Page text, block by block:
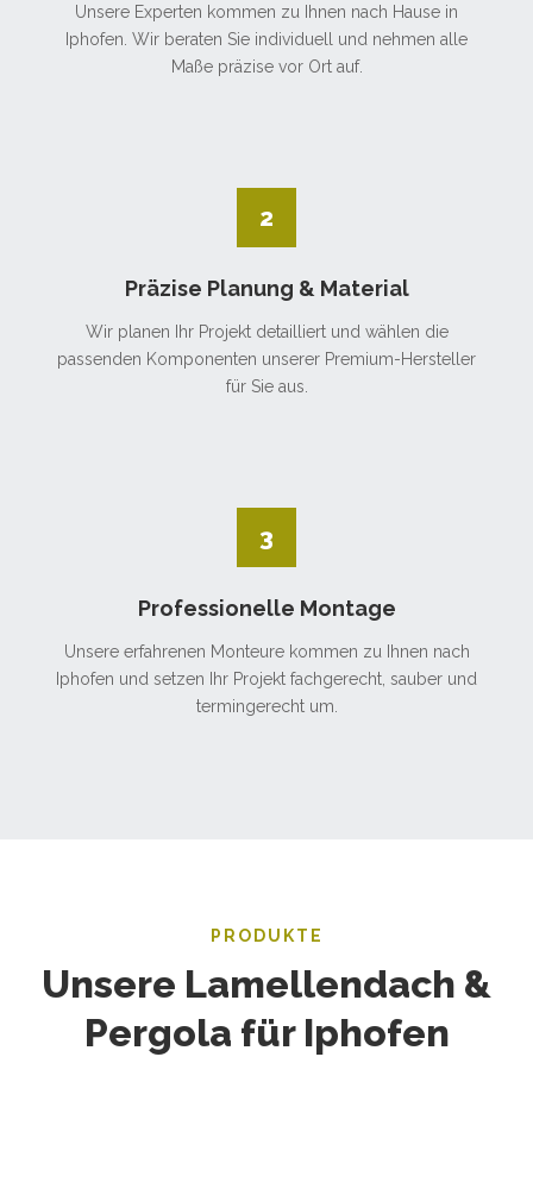
Unsere Experten kommen zu Ihnen nach Hause in
Iphofen. Wir beraten Sie individuell und nehmen alle
Maße präzise vor Ort auf.
2
Präzise Planung & Material
Wir planen Ihr Projekt detailliert und wählen die
passenden Komponenten unserer Premium-Hersteller
für Sie aus.
3
Professionelle Montage
Unsere erfahrenen Monteure kommen zu Ihnen nach
Iphofen und setzen Ihr Projekt fachgerecht, sauber und
termingerecht um.
PRODUKTE
Unsere Lamellendach &
Pergola für Iphofen